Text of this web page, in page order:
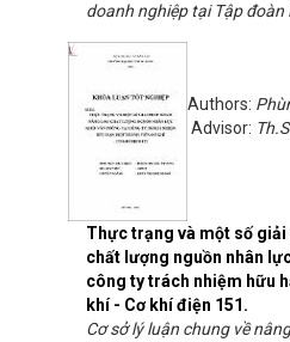
doanh nghiệp tại Tập đoàn
Thực trạng và một số giải
chất lượng nguồn nhân
công ty trách nhiệm hữu
khí - Cơ khí điện 151.
Authors:
Advisor:
Cơ sở lý luận chung về